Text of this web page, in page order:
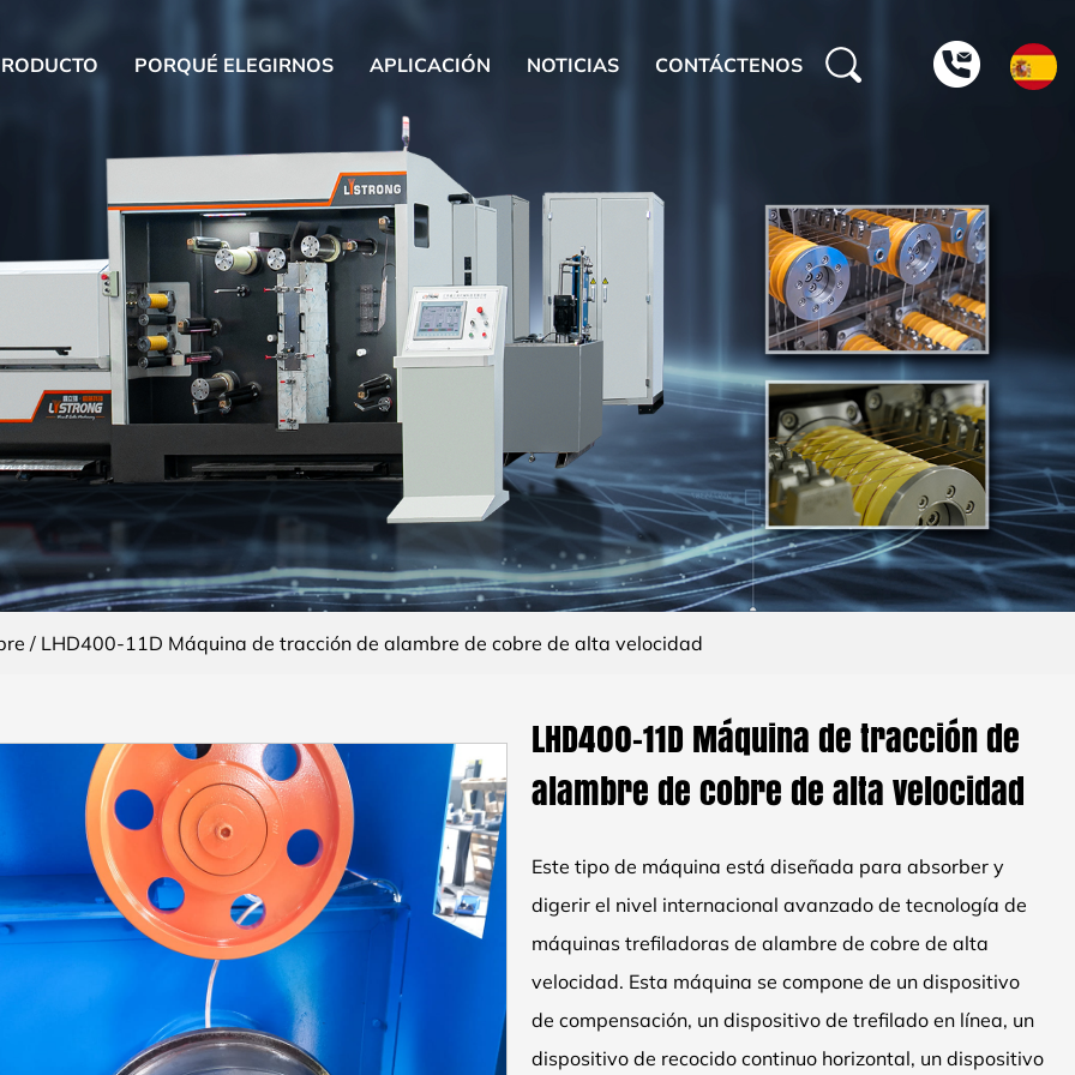
PORQUÉ ELEGIRNOS APLICACIÓN NOTICIAS CONTÁCTENOS
/ LHD400-11D Máquina de tracción de alambre de cobre de alta velocidad
LHD400-11D Máquina de tracción de
alambre de cobre de alta velocidad
Este tipo de máquina está diseñada para absorber y
digerir el nivel internacional avanzado de tecnología de
máquinas trefiladoras de alambre de cobre de alta
velocidad. Esta máquina se compone de un dispositivo
de compensación, un dispositivo de trefilado en línea, un
dispositivo de recocido continuo horizontal, un dispositivo